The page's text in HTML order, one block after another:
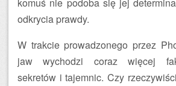
odkrycia prawdy.
W trakcie prowadzonego przez
jaw wychodzi coraz więcej
sekretów i tajemnic. Czy